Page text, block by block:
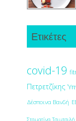
Ετικέτες
covid-19
Πετρετζίκης
Δέσποινα Βανδή
Σταματίνα Τσιμτσιλή